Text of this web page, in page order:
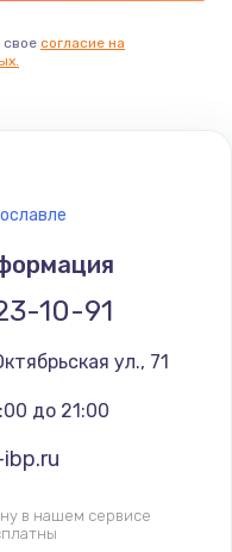
свое согласие на
10-91
ул., 71
до 21:00
в нашем сервисе